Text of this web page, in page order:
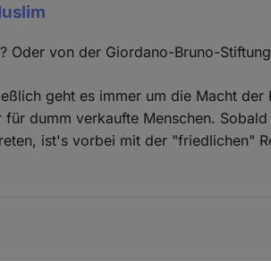
Oder von der Giordano-Bruno-
geht es immer um die Macht der
dumm verkaufte Menschen.
ist's vorbei mit der "friedlichen"